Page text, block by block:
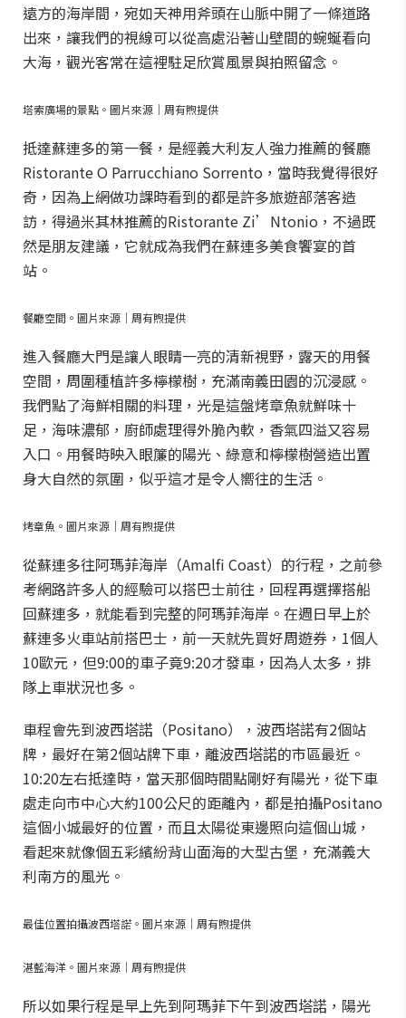
遠方的海岸間，宛如天神用斧頭在山脈中開了一條道路
出來，讓我們的視線可以從高處沿著山壁間的蜿蜒看向
大海，觀光客常在這裡駐足欣賞風景與拍照留念。
塔索廣場的景點。圖片來源｜周有煦提供
抵達蘇連多的第一餐，是經義大利友人強力推薦的餐廳
Ristorante O Parrucchiano Sorrento，當時我覺得很好
奇，因為上網做功課時看到的都是許多旅遊部落客造
訪，得過米其林推薦的Ristorante Zi’Ntonio，不過既
然是朋友建議，它就成為我們在蘇連多美食饗宴的首
站。
餐廳空間。圖片來源｜周有煦提供
進入餐廳大門是讓人眼睛一亮的清新視野，露天的用餐
空間，周圍種植許多檸檬樹，充滿南義田園的沉浸感。
我們點了海鮮相關的料理，光是這盤烤章魚就鮮味十
足，海味濃郁，廚師處理得外脆內軟，香氣四溢又容易
入口。用餐時映入眼簾的陽光、綠意和檸檬樹營造出置
身大自然的氛圍，似乎這才是令人嚮往的生活。
烤章魚。圖片來源｜周有煦提供
從蘇連多往阿瑪菲海岸（Amalfi Coast）的行程，之前參
考網路許多人的經驗可以搭巴士前往，回程再選擇搭船
回蘇連多，就能看到完整的阿瑪菲海岸。在週日早上於
蘇連多火車站前搭巴士，前一天就先買好周遊券，1個人
10歐元，但9:00的車子竟9:20才發車，因為人太多，排
隊上車狀況也多。
車程會先到波西塔諾（Positano），波西塔諾有2個站
牌，最好在第2個站牌下車，離波西塔諾的市區最近。
10:20左右抵達時，當天那個時間點剛好有陽光，從下車
處走向市中心大約100公尺的距離內，都是拍攝Positano
這個小城最好的位置，而且太陽從東邊照向這個山城，
看起來就像個五彩繽紛背山面海的大型古堡，充滿義大
利南方的風光。
最佳位置拍攝波西塔諾。圖片來源｜周有煦提供
湛藍海洋。圖片來源｜周有煦提供
所以如果行程是早上先到阿瑪菲下午到波西塔諾，陽光